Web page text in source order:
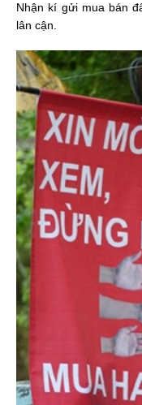
Nhận kí gửi mua bán
lân cận.